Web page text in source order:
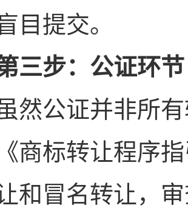
目提交。
三步：公证环
然公证并非所
《商标转让程序
和冒名转让，